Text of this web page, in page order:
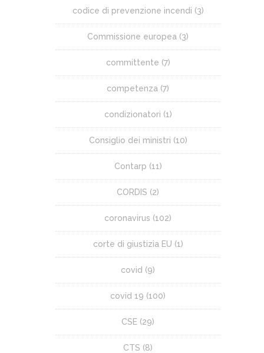
codice di prevenzione incendi (3)
Commissione europea (3)
committente (7)
competenza (7)
condizionatori (1)
Consiglio dei ministri (10)
Contarp (11)
CORDIS (2)
coronavirus (102)
corte di giustizia EU (1)
covid (9)
covid 19 (100)
CSE (29)
CTS (8)